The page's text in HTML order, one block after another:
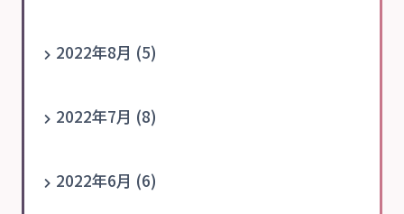
2022年8月 (5)
2022年7月 (8)
2022年6月 (6)